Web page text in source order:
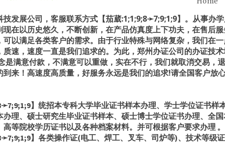
发展公司，客服联系方式【茄葳:1;1;9;8➛7;9;1;9】。从事办
在以历史悠久，不断创新，在产品仿真度上下功夫，在售后
以满足各类客户的需求。由于行业特殊与网络复杂，我们在
速，速度一直是我们追求的。为此，郑州办证公司的办证技
是满意付款，不满意可以重做，实在不行，我们就取消交易，
来！高速度高质量，好服务永远是我们的追求!请全国客户放
】统招本专科大学毕业证书样本办理、学士学位证书样
理、硕士研究生毕业证书样本、硕士博士学位证书办理、全
等院校学历证书以及各种档案材料。并可根据客户要求办理 。
】各类操作证(电工、焊工、叉车、司炉等)、技术等级